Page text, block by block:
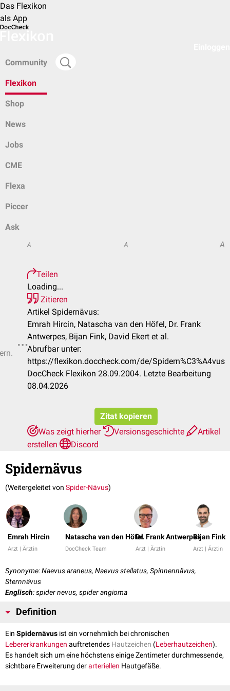
Das Flexikon
als App
Community
Flexikon
Shop
News
Jobs
CME
Flexa
Piccer
Ask
A A A
Teilen
Loading...
Zitieren
Artikel Spidernävus:
Emrah Hircin, Natascha van den Höfel, Dr. Frank
Antwerpes, Bijan Fink, David Ekert et al.
Abrufbar unter:
https://flexikon.doccheck.com/de/Spidern%C3%A4vus
DocCheck Flexikon 28.09.2004. Letzte Bearbeitung
08.04.2026
Zitat kopieren
Was zeigt hierher
Versionsgeschichte
Artikel
erstellen
Discord
Spidernävus
(Weitergeleitet von Spider-Nävus)
Emrah Hircin
Arzt | Ärztin
Natascha van den Höfel
DocCheck Team
Dr. Frank Antwerpes
Arzt | Ärztin
Bijan Fink
Arzt | Ärztin
Synonyme: Naevus araneus, Naevus stellatus, Spinnennävus,
Sternnävus
Englisch: spider nevus, spider angioma
Definition
Ein Spidernävus ist ein vornehmlich bei chronischen
Lebererkrankungen auftretendes Hautzeichen (Leberhautzeichen).
Es handelt sich um eine höchstens einige Zentimeter durchmessende,
sichtbare Erweiterung derarteriellen Hautgefäße.